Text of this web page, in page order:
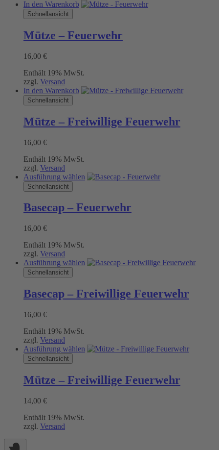
In den Warenkorb
Schnellansicht
Mütze – Feuerwehr
16,00 €
Enthält 19% MwSt.
zzgl. Versand
In den Warenkorb
Schnellansicht
Mütze – Freiwillige Feuerwehr
16,00 €
Enthält 19% MwSt.
zzgl. Versand
Ausführung wählen Dieses
Varianten
der
werden
Schnellansicht
Basecap – Feuerwehr
16,00 €
Enthält 19% MwSt.
zzgl. Versand
Ausführung wählen Dieses
mehrere
Varianten
der
werden
Schnellansicht
Basecap – Freiwillige Feuerwehr
16,00 €
Enthält 19% MwSt.
zzgl. Versand
Ausführung wählen Dieses
mehrere
Varianten
Schnellansicht
Mütze – Freiwillige Feuerwehr
14,00 €
Enthält 19% MwSt.
zzgl. Versand